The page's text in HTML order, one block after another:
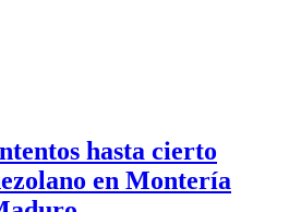
hasta cierto
en Montería